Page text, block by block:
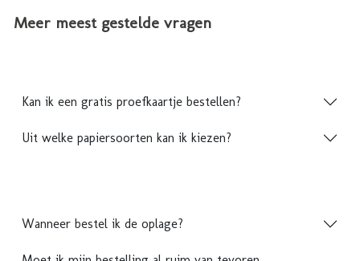
Meer meest gestelde vragen
Kan ik een gratis proefkaartje bestellen?
Uit welke papiersoorten kan ik kiezen?
Wanneer bestel ik de oplage?